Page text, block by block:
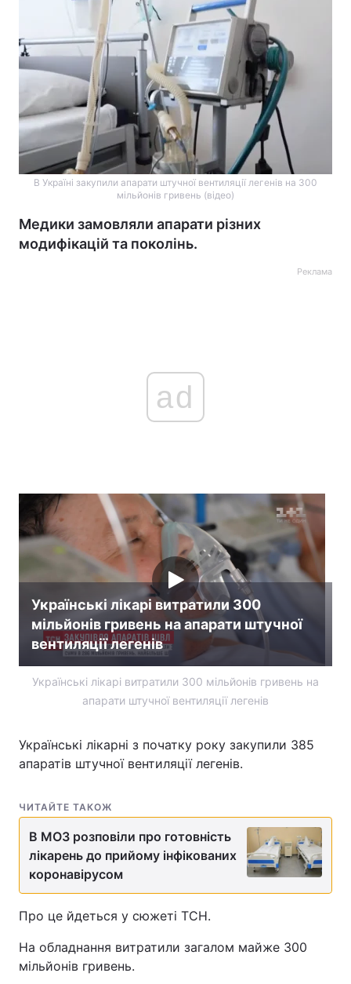
В Україні закупили апарати штучної вентиляції легенів на 300
мільйонів гривень (відео)
Медики замовляли апарати різних
модифікацій та поколінь.
Реклама
ad
Українські лікарі витратили 300
мільйонів гривень на апарати штучної
вентиляції легенів
Українські лікарі витратили 300 мільйонів гривень на
апарати штучної вентиляції легенів
Українські лікарні з початку року закупили 385
апаратів штучної вентиляції легенів.
ЧИТАЙТЕ ТАКОЖ
В МОЗ розповіли про готовність
лікарень до прийому інфікованих
коронавірусом
Про це йдеться у сюжеті ТСН.
На обладнання витратили загалом майже 300
мільйонів гривень.